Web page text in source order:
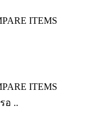
ITEMS
ITEMS
อ ..